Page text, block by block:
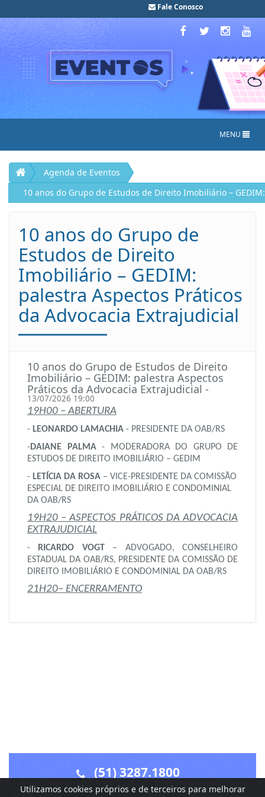
Fale Conosco
MENU
Agenda de Eventos
10 anos do Grupo de Estudos de Direito Imobiliário –
10 anos do Grupo de
Estudos de Direito
Imobiliário – GEDIM:
palestra Aspectos Práticos
da Advocacia Extrajudicial
10 anos do Grupo de Estudos de Direito
Imobiliário – GEDIM: palestra Aspectos
Práticos da Advocacia Extrajudicial -
13/07/2026 19:00
19H00 – ABERTURA
- LEONARDO LAMACHIA - PRESIDENTE DA OAB/RS
-DAIANE PALMA - MODERADORA DO GRUPO DE
ESTUDOS DE DIREITO IMOBILIÁRIO – GEDIM
- LETÍCIA DA ROSA – VICE-PRESIDENTE DA COMISSÃO
ESPECIAL DE DIREITO IMOBILIÁRIO E CONDOMINIAL
DA OAB/RS
19H20 – ASPECTOS PRÁTICOS DA ADVOCACIA
EXTRAJUDICIAL
- RICARDO VOGT – ADVOGADO, CONSELHEIRO
ESTADUAL DA OAB/RS, PRESIDENTE DA COMISSÃO DE
DIREITO IMOBILIÁRIO E CONDOMINIAL DA OAB/RS
21H20– ENCERRAMENTO
(51) 3287.1800
Utilizamos cookies próprios e de terceiros para melhorar